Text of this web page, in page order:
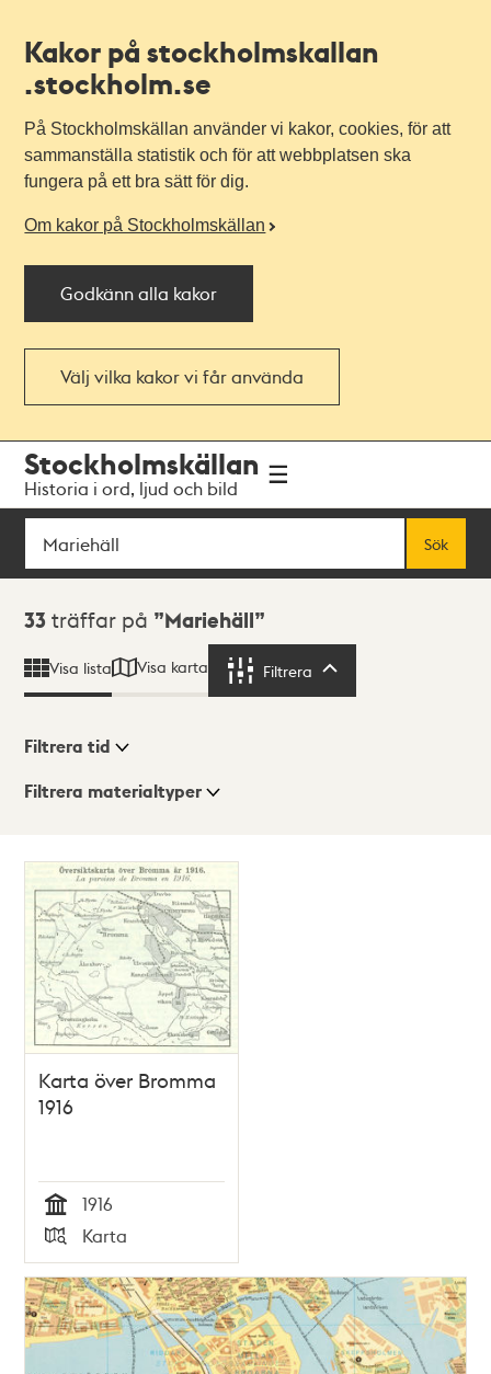
Kakor på stockholmskallan
.stockholm.se
På Stockholmskällan använder vi kakor, cookies, för att
sammanställa statistik och för att webbplatsen ska
fungera på ett bra sätt för dig.
Om kakor på Stockholmskällan
Godkänn alla kakor
Välj vilka kakor vi får använda
navigationen
huvudinnehållet
Stockholmskällan
Historia i ord, ljud och bild
Sök
Sök
Sökresultat
33 träffar på Mariehäll
Visa lista Visa karta Filtrera
Visningsläge
Lista
Karta
Filtrera tid
Filtrera materialtyper
träffar
Karta över Bromma
1916
Tid
1916
Typ
Karta